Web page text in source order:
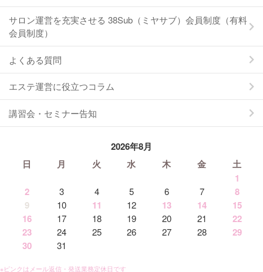
サロン運営を充実させる 38Sub（ミヤサブ）会員制度（有料
会員制度）
よくある質問
エステ運営に役立つコラム
講習会・セミナー告知
2026年8月
日
月 火 水 木 金
土
1
2
3 4 5 6 7
8
9
10 11 12 13 14
15
16
17 18 19 20 21
22
23
24 25 26 27 28
29
30
31